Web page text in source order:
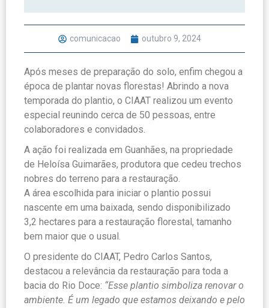
comunicacao outubro 9, 2024
Após meses de preparação do solo, enfim chegou a
época de plantar novas florestas! Abrindo a nova
temporada do plantio, o CIAAT realizou um evento
especial reunindo cerca de 50 pessoas, entre
colaboradores e convidados.
A ação foi realizada em Guanhães, na propriedade
de Heloísa Guimarães, produtora que cedeu trechos
nobres do terreno para a restauração.
A área escolhida para iniciar o plantio possui
nascente em uma baixada, sendo disponibilizado
3,2 hectares para a restauração florestal, tamanho
bem maior que o usual.
O presidente do CIAAT, Pedro Carlos Santos,
destacou a relevância da restauração para toda a
bacia do Rio Doce: “Esse plantio simboliza renovar o
ambiente. É um legado que estamos deixando e pelo